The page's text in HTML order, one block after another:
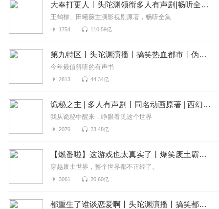
大奉打更人丨头陀渊领衔多人有声剧|畅听全集|王鹤棣、田曦薇主演影视剧原著|卖报小郎君
王鹤棣、田曦薇主演影视剧原著，畅听全集
1754 110.59亿
第九特区丨头陀渊演播丨搞笑热血都市丨伪戒丨VIP免费多人有声剧
今年最值得听的有声书
2813 44.34亿
诡秘之主 | 多人有声剧丨同名动画原著 | 西幻克苏鲁 | 乌贼作品
我从诡秘中醒来，睁眼看见这个世界
2070 23.48亿
【燃番啦】这游戏也太真实了丨爆笑废土霸榜神作丨紫襟剧社制作
穿越废土世界，整个世界都不正经了。
3061 20.60亿
都重生了谁谈恋爱啊丨头陀渊演播丨搞笑都市丨穿越重生丨VIP免费 | 精品 | 多人有声剧